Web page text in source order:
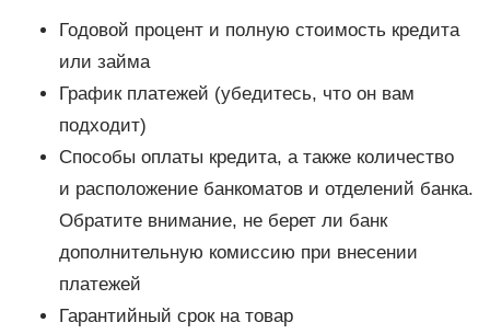
Годовой процент и полную стоимость кредита
или займа
График платежей (убедитесь, что он вам
подходит)
Способы оплаты кредита, а также количество
и расположение банкоматов и отделений банка.
Обратите внимание, не берет ли банк
дополнительную комиссию при внесении
платежей
Гарантийный срок на товар